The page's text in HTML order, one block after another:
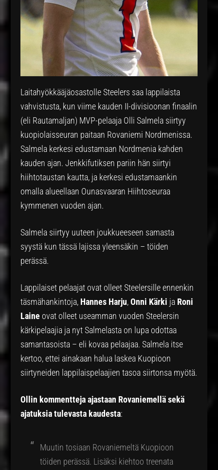
Laitahyökkääjäosastolle Steelers saa lappilaista
vahvistusta, kun viime kauden II-divisioonan finaalin
(eli Rautamaljan) MVP-pelaaja Olli Salmela siirtyy
kuopiolaisseuran paitaan Rovaniemi Nordmenissa.
Salmela kerkesi edustamaan Nordmenia kahden
kauden ajan. Jenkkifutiksen pariin hän siirtyi
hiihtotaustan kautta, ja kerkesi edustamaankin
omalla alueellaan Ounasvaaran Hiihtoseuraa
kymmenen vuoden ajan.
Salmela siirtyy uuteen joukkueeseen samasta
syystä kun tässä lajissa yleensäkin – töiden
perässä.
Lappilaiset pelaajat ovat olleet Steelersille ennenkin
täsmähankintoja, Hannes Harju,Onni Kärki ja Roni
Laine ovat olleet useamman vuoden Steelersin
kärkipelaajia ja nyt Salmelasta on lupa odottaa
samantasoista – eli kovaa pelaajaa. Salmela itse
kertoo, ettei ainakaan halua laskea Kuopioon
siirtyneiden lappilaispelaajien tasoa siirtonsa myötä.
Ollin kommentteja ajastaan Rovaniemellä sekä
ajatuksia tulevasta kaudesta:
Muutin tosiaan Rovaniemeltä Kuopioon
töiden perässä. Lisäksi kiehtoo treenata